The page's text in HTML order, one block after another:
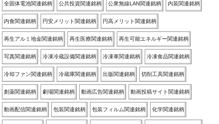
全固体電池関連銘柄 公共投資関連銘柄 公衆無線LAN関連銘柄 内装関連銘柄
内食関連銘柄 円安メリット関連銘柄 円高メリット関連銘柄
再生アルミ地金関連銘柄 再生医療関連銘柄 再生可能エネルギー関連銘柄
写真関連銘柄 冷凍冷蔵設備関連銘柄 冷凍車関連銘柄 冷凍食品関連銘柄
冷却ファン関連銘柄 冷蔵庫関連銘柄 出版関連銘柄 切削工具関連銘柄
創薬関連銘柄 劇場関連銘柄 動画広告関連銘柄 動画投稿サイト関連銘柄
動画配信関連銘柄 包装関連銘柄 包装フィルム関連銘柄 化学関連銘柄